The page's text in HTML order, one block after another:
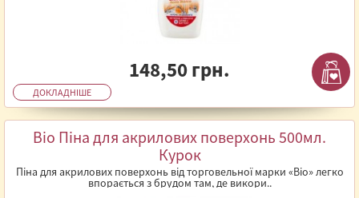
148,50 грн.
ДОКЛАДНІШЕ
Bio Піна для акрилових поверхонь 500мл.
Курок
Піна для акрилових поверхонь від торговельної марки «Bio» легко
впорається з брудом там, де викори..